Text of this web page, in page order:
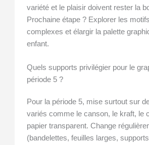
variété et le plaisir doivent rester la
Prochaine étape ? Explorer les
complexes et élargir la palette
enfant.
Quels supports privilégier pour le
période 5 ?
Pour la période 5, mise surtout sur
variés comme le canson, le kraft, le
papier transparent. Change
(bandelettes, feuilles larges,